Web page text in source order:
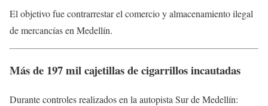
El objetivo fue contrarrestar el comercio y almacenamiento ilegal
de mercancías en Medellín.
Más de 197 mil cajetillas de cigarrillos incautadas
Durante controles realizados en la autopista Sur de Medellín: